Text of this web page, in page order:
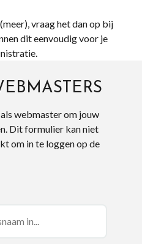
vraag het dan op bij
dit eenvoudig voor je
webmaster om jouw
Dit formulier kan niet
om in te loggen op de